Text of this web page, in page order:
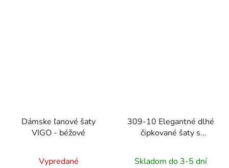
Dámske ľanové šaty
VIGO - béžové
Vypredané
309-10 Elegantné dlhé
čipkované šaty s
béžové
Skladom do 3-5 dní